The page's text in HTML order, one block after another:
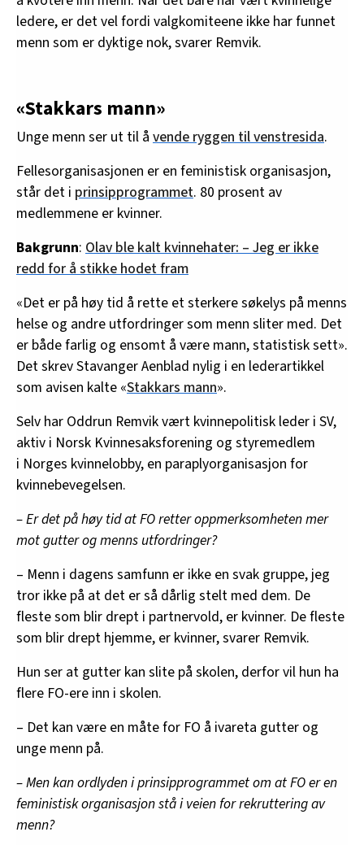
ledere, er det vel fordi valgkomiteene ikke har funnet
menn som er dyktige nok, svarer Remvik.
«Stakkars mann»
Unge menn ser ut til å vende ryggen til venstresida.
Fellesorganisasjonen er en feministisk organisasjon,
står det i prinsipprogrammet. 80 prosent av
medlemmene er kvinner.
Bakgrunn: Olav ble kalt kvinnehater: – Jeg er ikke
redd for å stikke hodet fram
«Det er på høy tid å rette et sterkere søkelys på menns
helse og andre utfordringer som menn sliter med. Det
er både farlig og ensomt å være mann, statistisk sett».
Det skrev Stavanger Aftenblad nylig i en lederartikkel
som avisen kalte «Stakkars mann».
Selv har Oddrun Remvik vært kvinnepolitisk leder i SV,
aktiv i Norsk Kvinnesaksforening og styremedlem
i Norges kvinnelobby, en paraplyorganisasjon for
kvinnebevegelsen.
– Er det på høy tid at FO retter oppmerksomheten mer
mot gutter og menns utfordringer?
– Menn i dagens samfunn er ikke en svak gruppe, jeg
tror ikke på at det er så dårlig stelt med dem. De
fleste som blir drept i partnervold, er kvinner. De fleste
som blir drept hjemme, er kvinner, svarer Remvik.
Hun ser at gutter kan slite på skolen, derfor vil hun ha
flere FO-ere inn i skolen.
– Det kan være en måte for FO å ivareta gutter og
unge menn på.
– Men kan ordlyden i prinsipprogrammet om at FO er en
feministisk organisasjon stå i veien for rekruttering av
menn?